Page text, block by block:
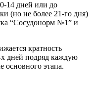
14 дней или до
(но не более 21-го дня)
“Сосудонорм №1” и
кратность
х дней подряд каждую
основного этапа.